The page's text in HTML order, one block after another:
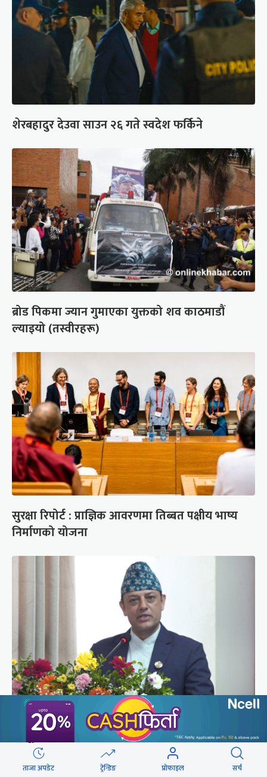
शेरबहादुर देउवा साउन २६ गते स्वदेश फर्किने
ब्रोड पिकमा ज्यान गुमाएका युक्तको शव काठमाडौं
ल्याइयो (तस्वीरहरू)
सुरक्षा रिपोर्ट : प्राज्ञिक आवरणमा तिब्बत पक्षीय भाष्य
निर्माणको योजना
‘संसद्‍मा कालो चस्मा खोल्नू, बैठक चल्दा सेयर कारोबार
नगर्नू’
ताजा अपडेट ट्रेन्डिङ प्रोफाइल सर्च